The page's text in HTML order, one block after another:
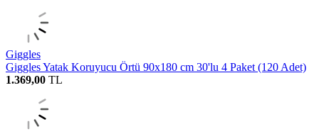
Giggles
Giggles Yatak Koruyucu Örtü 90x180 cm 30'lu 4 Paket (120 Adet)
1.369,00 TL